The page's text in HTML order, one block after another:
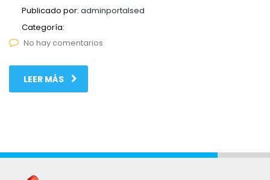
Publicado por: adminportalsed
Categoría:
No hay comentarios
LEER MÁS